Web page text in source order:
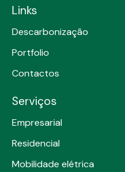
Descarbonização
Portfolio
Contactos
Serviços
Empresarial
Residencial
Mobilidade elétrica